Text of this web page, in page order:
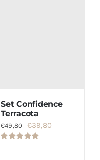
Set Confidence
Terracota
€49,80
O
preço
€39,80O